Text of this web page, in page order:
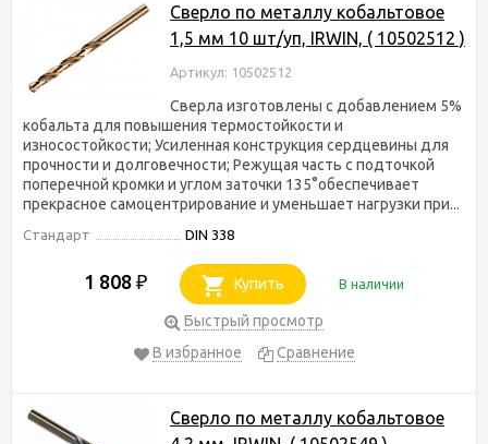
Сверло по металлу кобальтовое
1,5 мм 10 шт/уп, IRWIN, ( 10502512 )
Артикул: 10502512
Сверла изготовлены с добавлением 5%
кобальта для повышения термостойкости и
износостойкости; Усиленная конструкция сердцевины для
прочности и долговечности; Режущая часть с подточкой
поперечной кромки и углом заточки 135°обеспечивает
прекрасное самоцентрирование и уменьшает нагрузки при...
Стандарт DIN 338
1 808 ₽ Купить В наличии
Быстрый просмотр
В избранное
Сравнение
Сверло по металлу кобальтовое